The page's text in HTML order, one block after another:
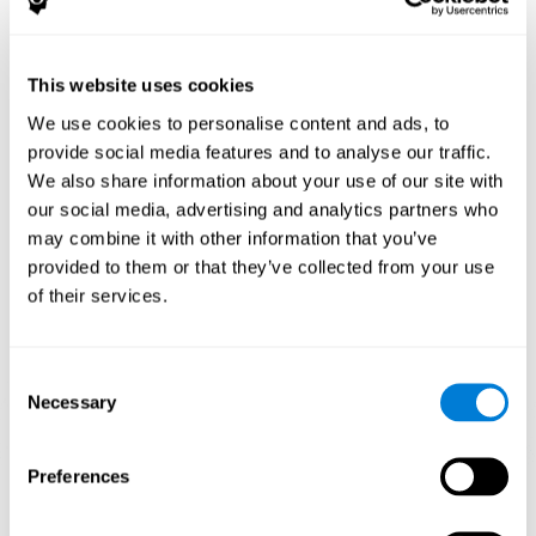
This website uses cookies
We use cookies to personalise content and ads, to
provide social media features and to analyse our traffic.
We also share information about your use of our site with
our social media, advertising and analytics partners who
may combine it with other information that you’ve
provided to them or that they’ve collected from your use
of their services.
Selection
Necessary
Preferences
مهاراتي المعرفية؟
هذا باستمرار يساعدي في إنشائ تشابك عصبي جديد وإعادة تنظيم
تساعد اللعبة خل الحلوى في تدريب التخطيط، المراقبة والذاكرة العاملة.
إنّ تنشيط المهارات هذه باستمرار قد يساعد في إنشاء تشابك عصبي
جديد وإعادة تنظيم الدوائر العصبية وتحسّن الوظائف المعرفية.
الأسبوع الأوّل الأسبوع الثاني الأسبوع الثالث
إسقاط رسومي توجيهي للشبكات العصبية بعد 3 أسابيع.